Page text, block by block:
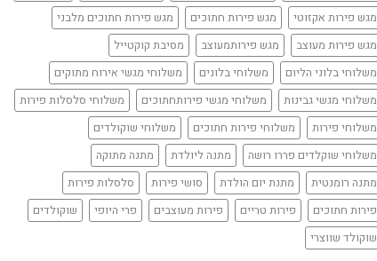
מגש פירות אקזוטי
מגש פירות חתוכים
מגש פירות חתוכים מלבני
מגש פירות מעוצב
מגש פירותמעוצב
מסיבת קוקטייל
משלוחי בלוני הליום
משלוחי בלונים
משלוחי מגשי אירוח מתוקים
משלוחי מגשי גבינות
משלוחי מגשי פירותחתוכים
משלוחי סלסלות פירות
משלוחי פירות
משלוחי פירות חתוכים
משלוחי שוקולדים
משלוחי שוקלדים פררו רושה
מתנה ליולדת
מתנה מתוקה
מתנה רומנטית
מתנת יום הולדת סושי פירות
סלסלות פירות
פירות חתוכים
פירות טריים פירות מעוצבים פרי היופי
שוקולדים
שוקולד שווצרי